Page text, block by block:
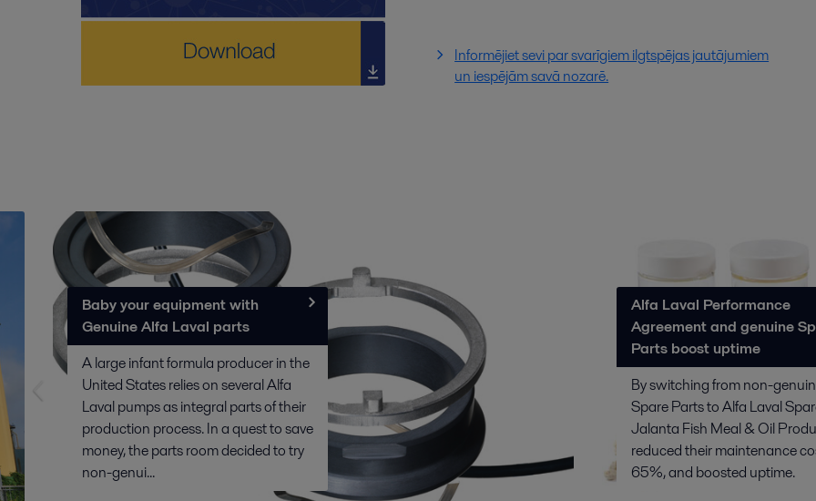
Informējiet sevi par svarīgiem ilgtspējas jautājumiem
un iespējām savā nozarē.
Baby your equipment with
Genuine Alfa Laval parts
A large infant formula producer in the
United States relies on several Alfa
Laval pumps as integral parts of their
production process. In a quest to save
money, the parts room decided to try
non-genui...
Alfa Laval Performance
Agreement and genuine
Parts boost uptime
By switching from non-
Spare Parts to Alfa Laval
Jalanta Fish Meal & Oil
reduced their maintenance
65%, and boosted uptime.